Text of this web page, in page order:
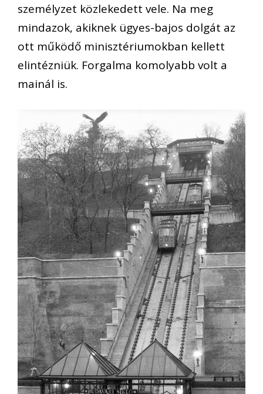
személyzet közlekedett vele. Na meg
mindazok, akiknek ügyes-bajos dolgát az
ott működő minisztériumokban kellett
elintézniük. Forgalma komolyabb volt a
mainál is.